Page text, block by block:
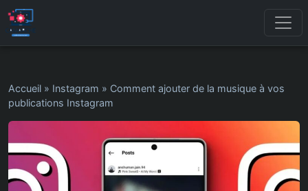
Accueil » Instagram » Comment ajouter de la musique à vos
publications Instagram